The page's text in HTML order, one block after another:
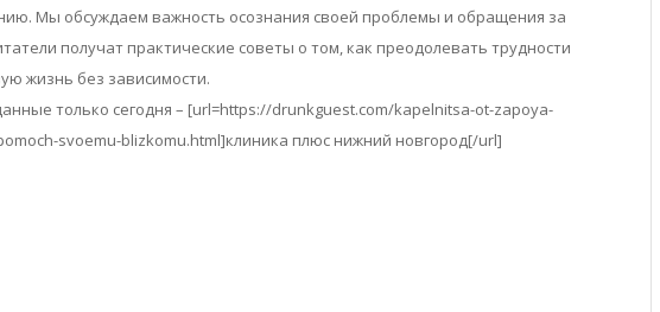
Мы обсуждаем важность осознания своей проблемы и обращения за
получат практические советы о том, как преодолевать трудности
жизнь без зависимости.
только сегодня – [url=https://drunkguest.com/kapelnitsa-ot-zapoya-
svoemu-blizkomu.html]клиника плюс нижний новгород[/url]